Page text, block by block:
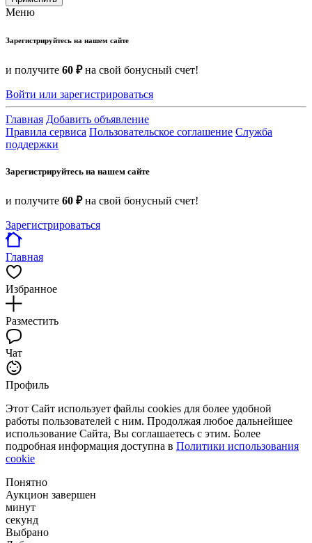
Меню
Зарегистрируйтесь на нашем сайте
и получите 60 ₽на свой бонусный счет!
Войти или зарегистрироваться
Главная Добавить объявление
Правила сервиса Пользовательское соглашение Служба
поддержки
Зарегистрируйтесь на нашем сайте
и получите 60 ₽на свой бонусный счет!
Зарегистрироваться
Главная
Избранное
Разместить
Чат
Профиль
Этот Сайт использует файлы cookies для более удобной
работы пользователей с ним. Продолжая любое дальнейшее
использование Сайта, Вы соглашаетесь с этим. Более
подробная информация доступна в Политики использования
cookie
Понятно
Аукцион завершен
минут
секунд
Выбрано